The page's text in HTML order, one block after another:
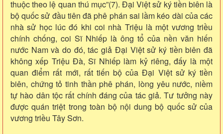
thuộc theo lệ quan thú mục”(7). Đại Việt sử ký tiền biên là
bộ quốc sử đầu tiên đã phê phán sai lầm kéo dài của các
nhà sử học lúc đó khi coi nhà Triệu là một vương triều
chính chống, coi Sĩ Nhiếp là ông tổ của nền văn hiến
nước Nam và do đó, tác giả Đại Việt sử ký tiền biên đã
không xếp Triệu Đà, Sĩ Nhiếp làm kỷ riêng, đấy là một
quan điểm rất mới, rất tiến bộ của Đại Việt sử ký tiền
biên, chứng tỏ tinh thần phê phán, lòng yêu nước, niềm
tự hào dân tộc rất chính đáng của tác giả. Tư tưởng này
được quán triệt trong toàn bộ nội dung bộ quốc sử của
vương triều Tây Sơn.